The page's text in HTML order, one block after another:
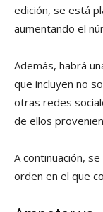
edición, se está
aumentando el
Además, habrá
que incluyen no
otras redes
de ellos
A continuación,
orden en el que